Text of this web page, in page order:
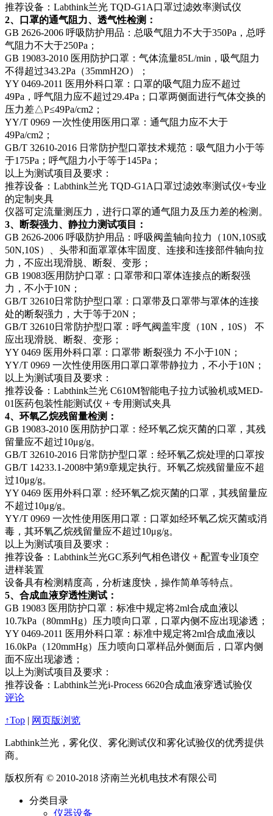
推荐设备：Labthink兰光 TQD-G1A口罩过滤效率测试仪
2、口罩的通气阻力、透气性检测：
GB 2626-2006 呼吸防护用品：总吸气阻力不大于350Pa，总呼
气阻力不大于250Pa；
GB 19083-2010 医用防护口罩：气体流量85L/min，吸气阻力
不得超过343.2Pa（35mmH2O）；
YY 0469-2011 医用外科口罩：口罩的吸气阻力应不超过
49Pa，呼气阻力应不超过29.4Pa；口罩两侧面进行气体交换的
压力差△P≤49Pa/cm2；
YY/T 0969 一次性使用医用口罩：通气阻力应不大于
49Pa/cm2；
GB/T 32610-2016 日常防护型口罩技术规范：吸气阻力小于等
于175Pa；呼气阻力小于等于145Pa；
以上为测试项目及要求：
推荐设备：Labthink兰光 TQD-G1A口罩过滤效率测试仪+专业
的定制夹具
仪器可定流量测压力，进行口罩的通气阻力及压力差的检测。
3、断裂强力、静拉力测试项目：
GB 2626-2006 呼吸防护用品：呼吸阀盖轴向拉力（10N,10S或
50N,10S）、头带和面罩罩体牢固度、连接和连接部件轴向拉
力，不应出现滑脱、断裂、变形；
GB 19083医用防护口罩：口罩带和口罩体连接点的断裂强
力，不小于10N；
GB/T 32610日常防护型口罩：口罩带及口罩带与罩体的连接
处的断裂强力，大于等于20N；
GB/T 32610日常防护型口罩：呼气阀盖牢度（10N，10S） 不
应出现滑脱、断裂、变形；
YY 0469 医用外科口罩：口罩带 断裂强力 不小于10N；
YY/T 0969 一次性使用医用口罩口罩带静拉力，不小于10N；
以上为测试项目及要求：
推荐设备：Labthink兰光 C610M智能电子拉力试验机或MED-
01医药包装性能测试仪 + 专用测试夹具
4、环氧乙烷残留量检测：
GB 19083-2010 医用防护口罩：经环氧乙烷灭菌的口罩，其残
留量应不超过10μg/g。
GB/T 32610-2016 日常防护型口罩：经环氧乙烷处理的口罩按
GB/T 14233.1-2008中第9章规定执行。环氧乙烷残留量应不超
过10μg/g。
YY 0469 医用外科口罩：经环氧乙烷灭菌的口罩，其残留量应
不超过10μg/g。
YY/T 0969 一次性使用医用口罩：口罩如经环氧乙烷灭菌或消
毒，其环氧乙烷残留量应不超过10μg/g。
以上为测试项目及要求：
推荐设备：Labthink兰光GC系列气相色谱仪 + 配置专业顶空
进样装置
设备具有检测精度高，分析速度快，操作简单等特点。
5、合成血液穿透性测试：
GB 19083 医用防护口罩：标准中规定将2ml合成血液以
10.7kPa（80mmHg）压力喷向口罩，口罩内侧不应出现渗透；
YY 0469-2011 医用外科口罩：标准中规定将2ml合成血液以
16.0kPa（120mmHg）压力喷向口罩样品外侧面后，口罩内侧
面不应出现渗透；
以上为测试项目及要求：
推荐设备：Labthink兰光i-Process 6620合成血液穿透试验仪
评论
↑Top | 网页版浏览
Labthink兰光，雾化仪、雾化测试仪和雾化试验仪的优秀提供
商。
版权所有 © 2010-2018 济南兰光机电技术有限公司
分类目录
仪器设备